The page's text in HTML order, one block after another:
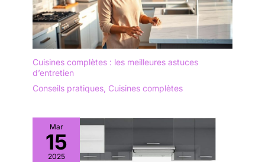
Cuisines complètes : les meilleures astuces
d’entretien
Conseils pratiques, Cuisines complètes
Mar
15
2025